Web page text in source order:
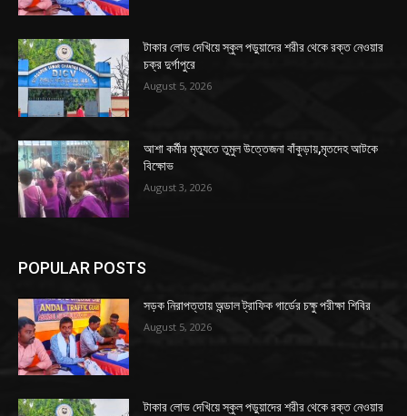
টাকার লোভ দেখিয়ে স্কুল পড়ুয়াদের শরীর থেকে রক্ত নেওয়ার
চক্র দুর্গাপুরে
August 5, 2026
আশা কর্মীর মৃত্যুতে তুমুল উত্তেজনা বাঁকুড়ায়,মৃতদেহ আটকে
বিক্ষোভ
August 3, 2026
POPULAR POSTS
সড়ক নিরাপত্তায় অন্ডাল ট্রাফিক গার্ডের চক্ষু পরীক্ষা শিবির
August 5, 2026
টাকার লোভ দেখিয়ে স্কুল পড়ুয়াদের শরীর থেকে রক্ত নেওয়ার